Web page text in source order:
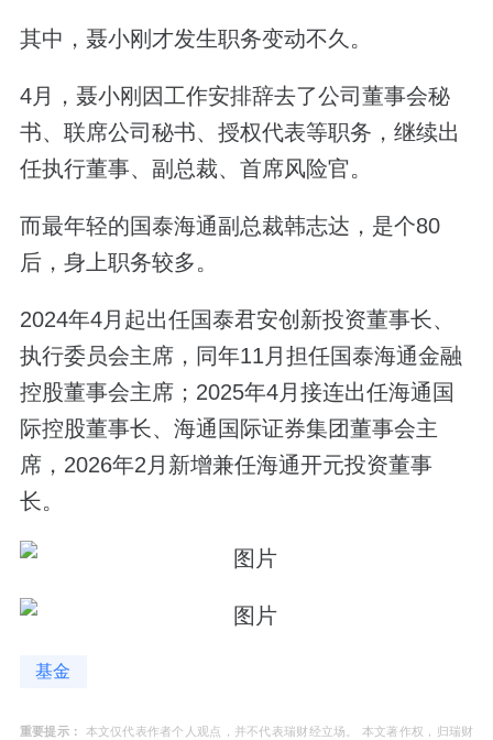
其中，聂小刚才发生职务变动不久。
4月，聂小刚因工作安排辞去了公司董事会秘
书、联席公司秘书、授权代表等职务，继续出
任执行董事、副总裁、首席风险官。
而最年轻的国泰海通副总裁韩志达，是个80
后，身上职务较多。
2024年4月起出任国泰君安创新投资董事长、
执行委员会主席，同年11月担任国泰海通金融
控股董事会主席；2025年4月接连出任海通国
际控股董事长、海通国际证券集团董事会主
席，2026年2月新增兼任海通开元投资董事
长。
基金
重要提示：
本文仅代表作者个人观点，并不代表瑞财经立场。 本文著作权，归瑞财